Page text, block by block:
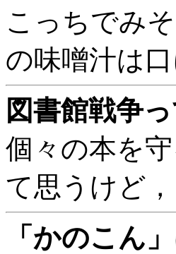
こっちでみ
の味噌汁は
図書館戦争
個々の本を
て思うけど
「かのこん